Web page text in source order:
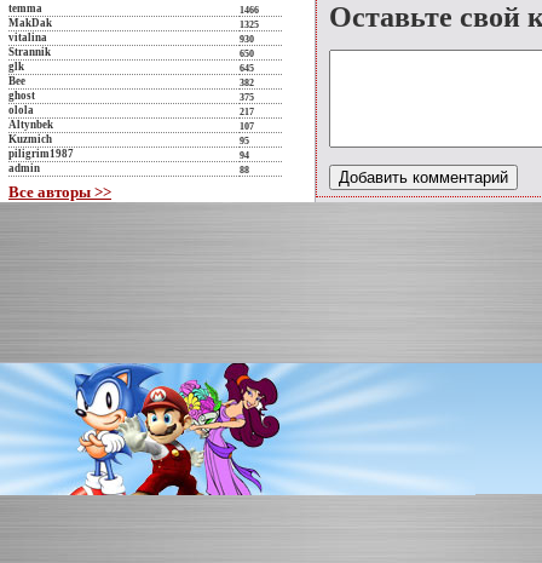
temma 1466
MakDak 1325
vitalina 930
Strannik 650
glk 645
Bee 382
ghost 375
olola 217
Altynbek 107
Kuzmich 95
piligrim1987 94
admin 88
Все авторы >>
Оставьте свой